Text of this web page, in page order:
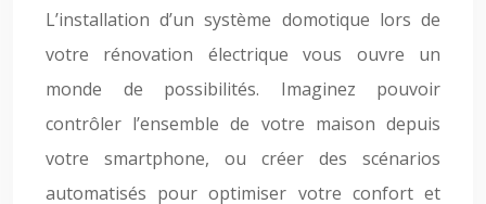
L’installation d’un système domotique lors de
votre rénovation électrique vous ouvre un
monde de possibilités. Imaginez pouvoir
contrôler l’ensemble de votre maison depuis
votre smartphone, ou créer des scénarios
automatisés pour optimiser votre confort et